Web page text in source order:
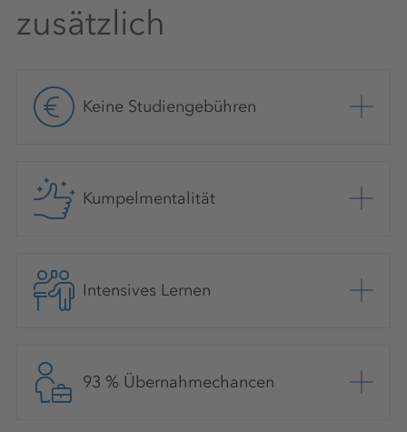
zusätzlich
Keine Studiengebühren
Kumpelmentalität
Intensives Lernen
93 % Übernahmechancen